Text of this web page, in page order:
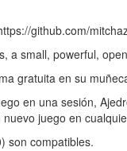
github.com/
a small, powerful,
gratuita en su
en una sesión,
juego en
son compatibles.